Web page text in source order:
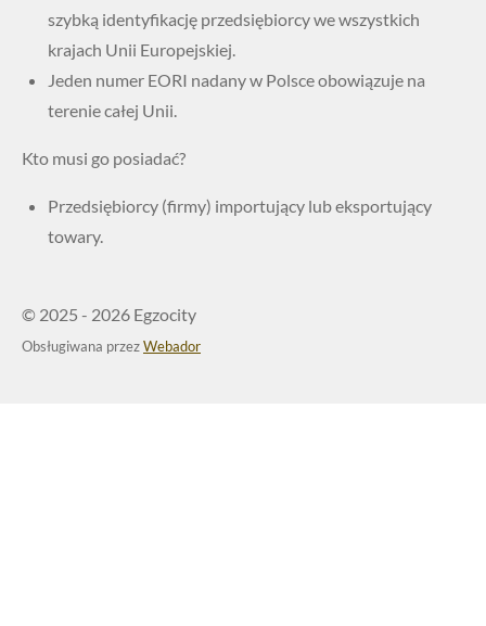
szybką identyfikację przedsiębiorcy we wszystkich
krajach Unii Europejskiej.
Jeden numer EORI nadany w Polsce obowiązuje na
terenie całej Unii.
Kto musi go posiadać?
Przedsiębiorcy (firmy) importujący lub eksportujący
towary.
© 2025 - 2026 Egzocity
Obsługiwana przezWebador